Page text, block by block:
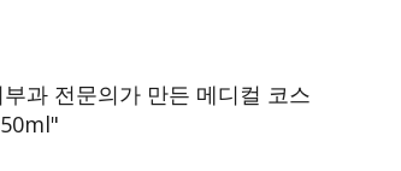
과 전문의가 만든 메디컬 코스